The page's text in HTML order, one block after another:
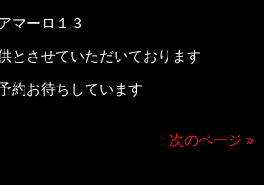
マーロ１３
とさせていただいております
約お待ちしています
次のページ »